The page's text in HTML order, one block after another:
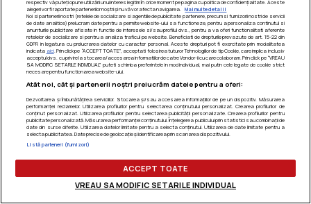
respectiv vă puteți opune utilizării unui interes legitim în orice moment pe pagina cu politica de confidențialitate. Aceste
alegeri vor fi raportate partenerilor noștri și nu vă vor afecta navigarea.
Mai multe detalii
Noi si partenerii nostri (retelele de socializare si agentiile de publicitate partenere, precum si furnizorii nostri de servicii
de date analitice) prelucram date pentru a permite website-ului sa functioneze, pentru a personaliza continutul si
anunturile publicitare afisate in functie de interesele si/sau profilul dvs., pentru a va oferi functionalitati aferente
retelelor de socializare si pentru a analiza traficul pe website. Beneficiati de drepturile prevazute de art. 15-22 din
GDPR in legatura cu prelucrarea datelor cu caracter personal. Aceste drepturi pot fi exercitate prin modalitatea
indicata aici. Prin click pe “ACCEPT TOATE”, acceptati folosirea tuturor Tehnologiilor de tip Cookie, care implica inclusiv
acceptul dvs. cu privire la stocarea/accesarea informatiilor de catre Vendor-ii cu care colaboram. Prin click pe “VREAU
SA MODIFIC SETARILE INDIVIDUAL” puteti schimba preferintele in mod individual, mai putin cele legate de cookie strict
necesare pentru functionarea website-ului.
Atât noi, cât și partenerii noștri prelucrăm datele pentru a oferi:
Dezvoltarea și îmbunătățirea serviciilor. Stocarea și/sau accesarea informațiilor de pe un dispozitiv. Măsurarea
performanței reclamelor. Utilizarea profilurilor pentru selectarea conținutului personalizat. Crearea profilurilor de
conținut personalizat. Utilizarea profilurilor pentru selectarea publicității personalizate. Crearea profilurilor pentru
publicitate personalizată. Măsurarea performanței conținutului. Înțelegerea publicului prin statistici sau combinații de
date din surse diferite. Utilizarea datelor limitate pentru a selecta conținutul. Utilizarea de date limitate pentru a
selecta publicitatea. Date precise de geolocație și identificarea prin scanarea dispozitivului.
Listă parteneri (furnizori)
ACCEPT TOATE
VREAU SA MODIFIC SETARILE INDIVIDUAL